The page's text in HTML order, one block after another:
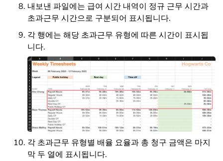
내보낸 파일에는 급여 시간 내역이 정규 근무 시간과
초과근무 시간으로 구분되어 표시됩니다.
각 행에는 해당 초과근무 유형에 따른 시간이 표시됩
니다.
각 초과근무 유형별 배율 요율과 총 청구 금액은 마지
막 두 열에 표시됩니다.